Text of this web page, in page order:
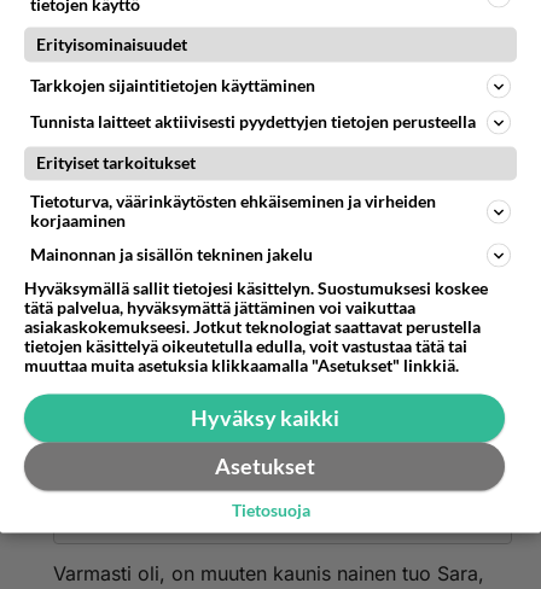
on/off -suhteessa Sofian kanssa.
Miksi ei olisi ollut koska päihteiden yhteiskäyttö
lisääntyi ja raha-asiat meni hunningolle. Ja Sofian
käytös oli mitä oli. Ei oikeasti ainakaan
rakastanut Stefua vaan Ranta-ahoa, ja halusi
asua suurimman osan ajasta yksin. Otti vain
Stefulta asunnot, matkat ja elatuksen kun Ranta-
ahot heitti kadulle ja lopetti Sofian
kuukausimaksut.
Äänestä Kommentoi
Anonyymi
2024-03-05 12:09:00
kirjoitti:
Stefan kehui että oli hauska Thaimaan reissu😊 oliko
Saralla osuutta asiaan ?
Varmasti oli, on muuten kaunis nainen tuo Sara,
tietojen käyttö
Erityisominaisuudet
Tarkkojen sijaintitietojen käyttäminen
Tunnista laitteet aktiivisesti pyydettyjen tietojen perusteella
Erityiset tarkoitukset
Tietoturva, väärinkäytösten ehkäiseminen ja virheiden
korjaaminen
Mainonnan ja sisällön tekninen jakelu
Hyväksymällä sallit tietojesi käsittelyn. Suostumuksesi koskee
tätä palvelua, hyväksymättä jättäminen voi vaikuttaa
asiakaskokemukseesi. Jotkut teknologiat saattavat perustella
tietojen käsittelyä oikeutetulla edulla, voit vastustaa tätä tai
muuttaa muita asetuksia klikkaamalla "Asetukset" linkkiä.
Hyväksy kaikki
Asetukset
Tietosuoja